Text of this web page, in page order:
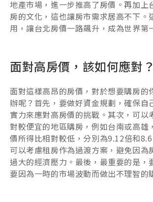
地產市場，進一步推高了房價。再加上
房的文化，這也讓房市需求居高不下。
用，讓台北房價一路飆升，成為世界第
面對高房價，該如何應對？
面對這樣高昂的房價，對於想要購房的
辦呢？首先，要做好資金規劃，確保自
實力來應對高房價的挑戰。其次，可以
對較便宜的地區購房，例如台南或高雄
價所得比相對較低，分別為9.12倍和
可以考慮租房作為過渡方案，避免因為
過大的經濟壓力。最後，最重要的是，
要因為一時的市場波動而做出不理智的